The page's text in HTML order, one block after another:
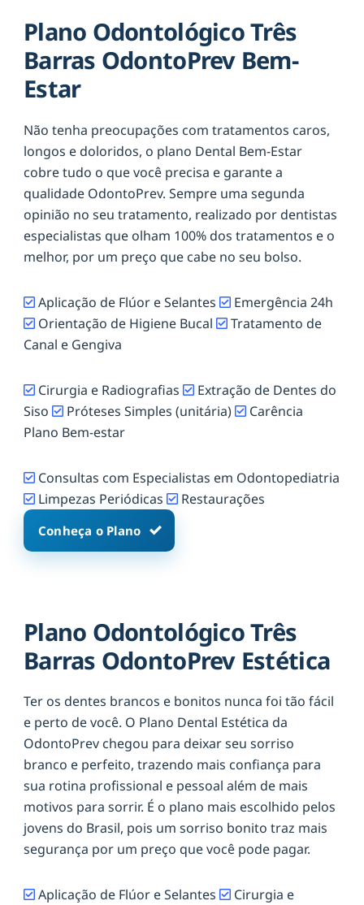
Plano Odontológico Três
Barras OdontoPrev Bem-
Estar
Não tenha preocupações com tratamentos caros,
longos e doloridos, o plano Dental Bem-Estar
cobre tudo o que você precisa e garante a
qualidade OdontoPrev. Sempre uma segunda
opinião no seu tratamento, realizado por dentistas
especialistas que olham 100% dos tratamentos e o
melhor, por um preço que cabe no seu bolso.
Aplicação de Flúor e Selantes
Emergência 24h
Orientação de Higiene Bucal
Tratamento de
Canal e Gengiva
Cirurgia e Radiografias
Extração de Dentes do
Siso
Próteses Simples (unitária)
Carência
Plano Bem-estar
Consultas com Especialistas em Odontopediatria
Limpezas Periódicas
Restaurações
Conheça o Plano
Plano Odontológico Três
Barras OdontoPrev Estética
Ter os dentes brancos e bonitos nunca foi tão fácil
e perto de você. O Plano Dental Estética da
OdontoPrev chegou para deixar seu sorriso
branco e perfeito, trazendo mais confiança para
sua rotina profissional e pessoal além de mais
motivos para sorrir. É o plano mais escolhido pelos
jovens do Brasil, pois um sorriso bonito traz mais
segurança por um preço que você pode pagar.
Aplicação de Flúor e Selantes
Cirurgia e